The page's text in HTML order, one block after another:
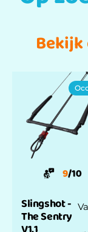
Bekijk
Slingshot -
The Sentry